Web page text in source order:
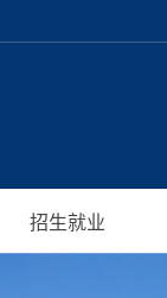
招生就业